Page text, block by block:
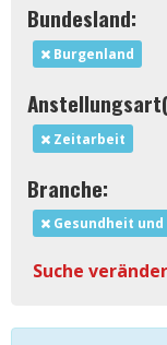
Bundesland:
Burgenland
Zeitarbeit
Branche:
Gesundheit
Suche